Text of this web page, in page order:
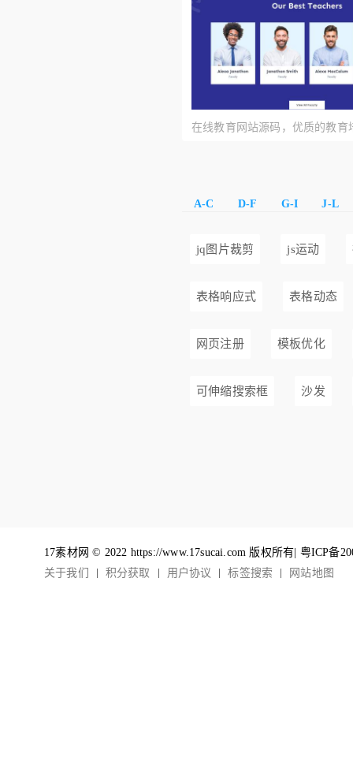
在线教育网站源码，优质的教育
A-C D-F G-I J-L
jq图片裁剪 js运动
表格响应式 表格动态
网页注册 模板优化
可伸缩搜索框 沙发
17素材网 © 2022 https://www.17sucai.com 版权所有| 粤ICP备
关于我们
积分获取 用户协议 标签搜索 网站地图